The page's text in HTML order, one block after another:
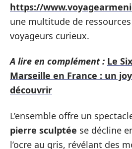
https://
une multitude de
voyageurs curieux.
A lire en complément : Le
Marseille en France : un
découvrir
L’ensemble offre un
pierre sculptée se décline
l’ocre au gris, révélant des